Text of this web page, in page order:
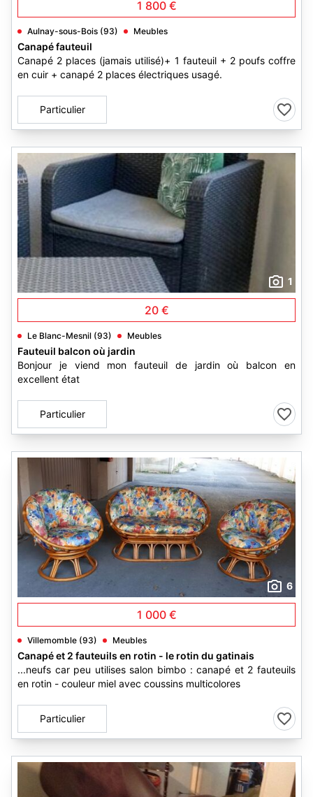
1 800 €
Aulnay-sous-Bois (93) Meubles
Canapé fauteuil
Canapé 2 places (jamais utilisé)+ 1 fauteuil + 2 poufs coffre
en cuir + canapé 2 places électriques usagé.
Particulier
1
20 €
Le Blanc-Mesnil (93) Meubles
Fauteuil balcon où jardin
Bonjour je viend mon fauteuil de jardin où balcon en
excellent état
Particulier
6
1 000 €
Villemomble (93) Meubles
Canapé et 2 fauteuils en rotin - le rotin du gatinais
...neufs car peu utilises salon bimbo : canapé et 2 fauteuils
en rotin - couleur miel avec coussins multicolores
Particulier